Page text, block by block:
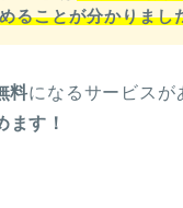
ることが分かりまし
料になるサービスが
ます！